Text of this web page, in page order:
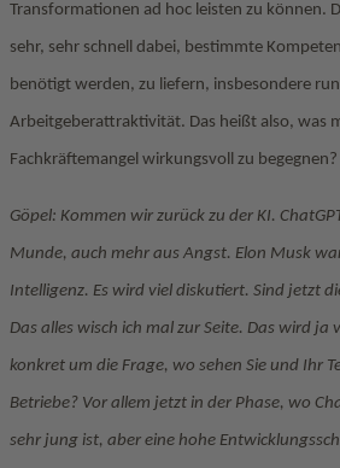
Transformationen ad hoc leisten zu können.
sehr, sehr schnell dabei, bestimmte
benötigt werden, zu liefern, insbesondere
Arbeitgeberattraktivität. Das heißt also, was
Fachkräftemangel wirkungsvoll zu begegnen?
Göpel: Kommen wir zurück zu der KI.
Munde, auch mehr aus Angst. Elon Musk
Intelligenz. Es wird viel diskutiert. Sind jetzt
Das alles wisch ich mal zur Seite. Das wird ja
konkret um die Frage, wo sehen Sie und Ihr
Betriebe? Vor allem jetzt in der Phase, wo
sehr jung ist, aber eine hohe